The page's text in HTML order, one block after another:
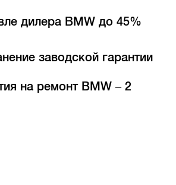
дилера BMW до 45%
заводской гарантии
на ремонт BMW – 2